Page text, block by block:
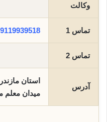
وکالت
تماس 1 9119939518
تماس 2
آدرس
استان
میدان معلم